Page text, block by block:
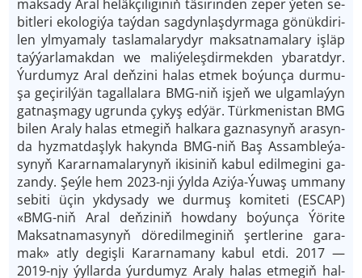
mak­sa­dy Aral he­läk­çi­li­gi­niň tä­si­rin­den ze­per ýe­ten se­
bit­le­ri eko­lo­gi­ýa taý­dan sag­dyn­laş­dyr­ma­ga gö­nük­di­ri­
len yl­myama­ly tas­la­ma­la­ry­dyr mak­sat­na­ma­la­ry iş­läp
taý­ýar­la­mak­dan we ma­li­ýe­leşdir­mek­den yba­rat­dyr.
Ýur­du­myz Aral deň­zi­ni ha­las et­mek bo­ýun­ça dur­mu­
şa ge­çi­ril­ýän ta­gal­la­la­ra BMG-niň iş­jeň we ul­gam­la­ýyn
gat­naş­ma­gy ug­run­da çy­kyş ed­ýär. Türk­me­nis­tan BMG
bi­len Ara­ly ha­las et­me­giň hal­ka­ra gaz­na­sy­nyň arasyn­
da hyz­mat­daş­lyk ha­kyn­da BMG-niň Baş As­sambleýa­
sy­nyň Ka­rar­na­ma­la­rynyň iki­si­niň ka­bul edil­me­gi­ni ga­
zan­dy. Şeý­le hem 2023-nji ýyl­da Azi­ýa-Ýuwaş um­ma­ny
se­bi­ti üçin yk­dy­sa­dy we durmuş ko­mi­te­ti (ESCAP)
«BMG-niň Aral deň­zi­niň how­da­ny bo­ýun­ça Ýö­ri­te
Maksat­na­ma­sy­nyň dö­re­dil­me­gi­niň şert­le­ri­ne ga­ra­
mak» at­ly de­giş­li Ka­rar­na­ma­ny ka­bul et­di. 2017 —
2019-njy ýyl­lar­da ýur­du­myz Ara­ly ha­las et­me­giň hal­